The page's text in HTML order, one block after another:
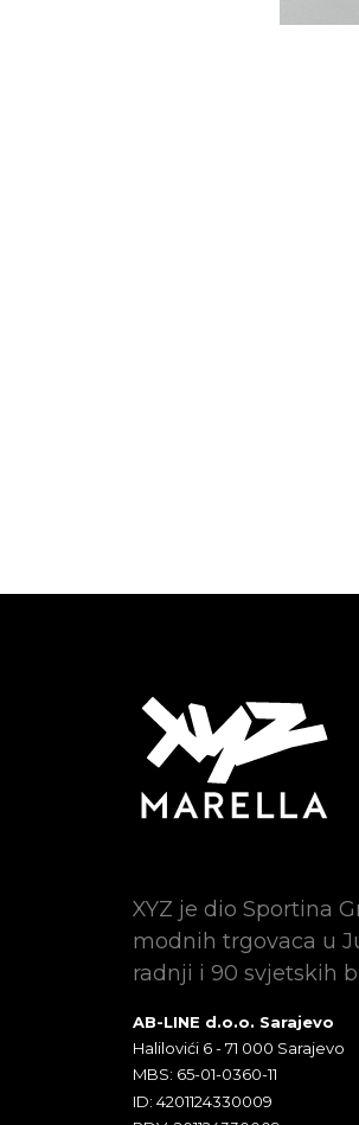
XYZ je dio Sportina
modnih trgovaca u
radnji i 90 svjetskih
AB-LINE d.o.o. Sarajevo
Halilovići 6 - 71 000 Sarajevo
MBS: 65-01-0360-11
ID: 4201124330009